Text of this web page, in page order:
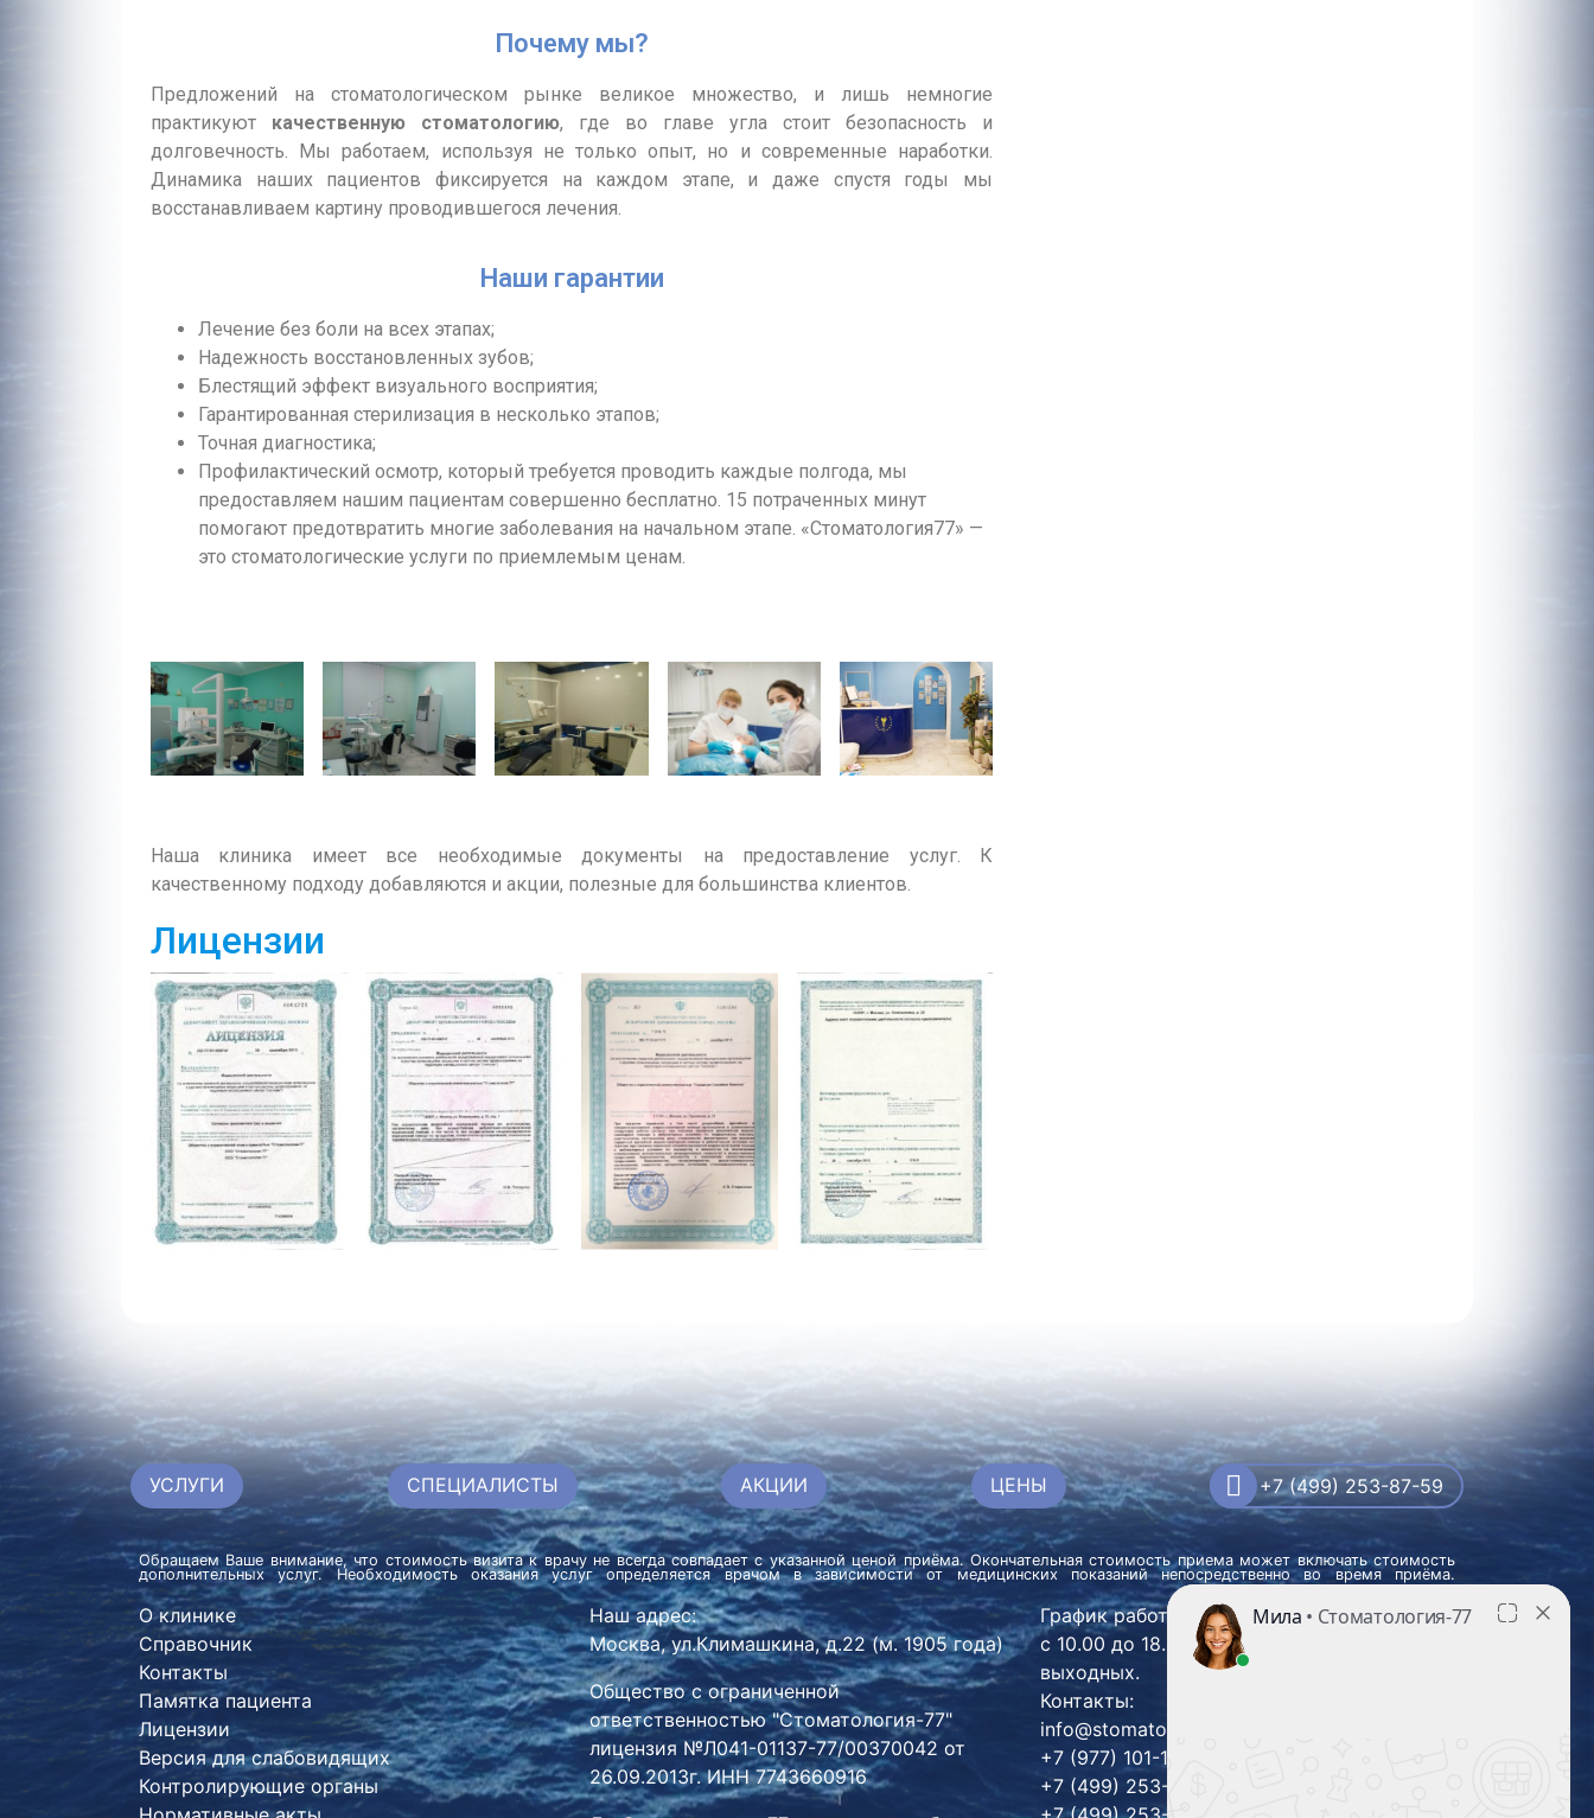
Почему мы?
Предложений на стоматологическом рынке великое множество, и лишь немногие
практикуют качественную стоматологию, где во главе угла стоит безопасность и
долговечность. Мы работаем, используя не только опыт, но и современные наработки.
Динамика наших пациентов фиксируется на каждом этапе, и даже спустя годы мы
восстанавливаем картину проводившегося лечения.
Наши гарантии
Лечение без боли на всех этапах;
Надежность восстановленных зубов;
Блестящий эффект визуального восприятия;
Гарантированная стерилизация в несколько этапов;
Точная диагностика;
Профилактический осмотр, который требуется проводить каждые полгода, мы
предоставляем нашим пациентам совершенно бесплатно. 15 потраченных минут
помогают предотвратить многие заболевания на начальном этапе. «Стоматология77» —
это стоматологические услуги по приемлемым ценам.
Наша клиника имеет все необходимые документы на предоставление услуг. К
качественному подходу добавляются и акции, полезные для большинства клиентов.
Лицензии
УСЛУГИ СПЕЦИАЛИСТЫ АКЦИИ ЦЕНЫ +7 (499) 253-87-59
Обращаем Ваше внимание, что стоимость визита к врачу не всегда совпадает с указанной ценой приёма. Окончательная стоимость приема может включать стоимость
дополнительных услуг. Необходимость оказания услуг определяется врачом в зависимости от медицинских показаний непосредственно во время приёма.
О клинике
Справочник
Контакты
Памятка пациента
Лицензии
Версия для слабовидящих
Контролирующие органы
Наш адрес:
Москва, ул.Климашкина, д.22 (м. 1905 года)
Общество с ограниченной
ответственностью "Стоматология-77"
лицензия №Л041-01137-77/00370042 от
26.09.2013г. ИНН 7743660916
График работы: ПН-СБ: с 9.00 до 21.00 ВС:
с 10.00 до 18.00, без перерывов и
выходных.
Контакты:
info@stomatolog-77.ru
+7 (977) 101-16-88
+7 (499) 253-87-59